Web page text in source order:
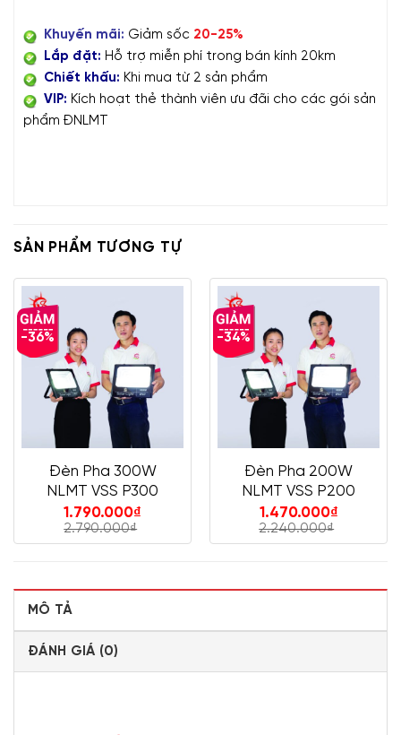
Khuyến mãi: Giảm sốc 20-25%
Lắp đặt: Hỗ trợ miễn phí trong bán kính 20km
Chiết khấu: Khi mua từ 2 sản phẩm
VIP: Kích hoạt thẻ thành viên ưu đãi cho các gói sản
phẩm ĐNLMT
SẢN PHẨM TƯƠNG TỰ
-36%
Đèn Pha 300W
NLMT VSS P300
1.790.000₫
2.790.000₫
-34%
Đèn Pha 200W
NLMT VSS P200
1.470.000₫
2.240.000₫
MÔ TẢ
ĐÁNH GIÁ (0)